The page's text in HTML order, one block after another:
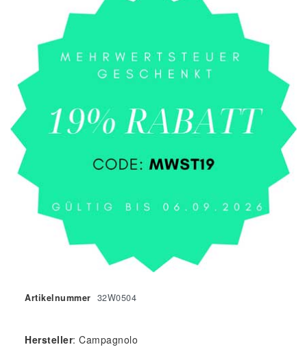
Artikelnummer 32W0504
Hersteller: Campagnolo